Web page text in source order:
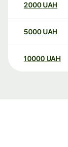
2000 UAH
5000 UAH
10000 UAH